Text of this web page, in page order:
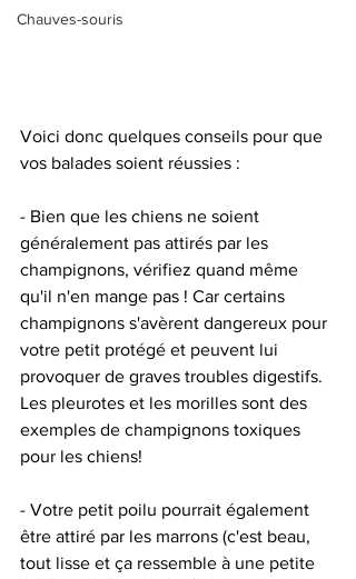
Chauves-souris
Voici donc quelques conseils pour que
vos balades soient réussies :
- Bien que les chiens ne soient
généralement pas attirés par les
champignons, vérifiez quand même
qu'il n'en mange pas ! Car certains
champignons s'avèrent dangereux pour
votre petit protégé et peuvent lui
provoquer de graves troubles digestifs.
Les pleurotes et les morilles sont des
exemples de champignons toxiques
pour les chiens!
- Votre petit poilu pourrait également
être attiré par les marrons (c'est beau,
tout lisse et ça ressemble à une petite